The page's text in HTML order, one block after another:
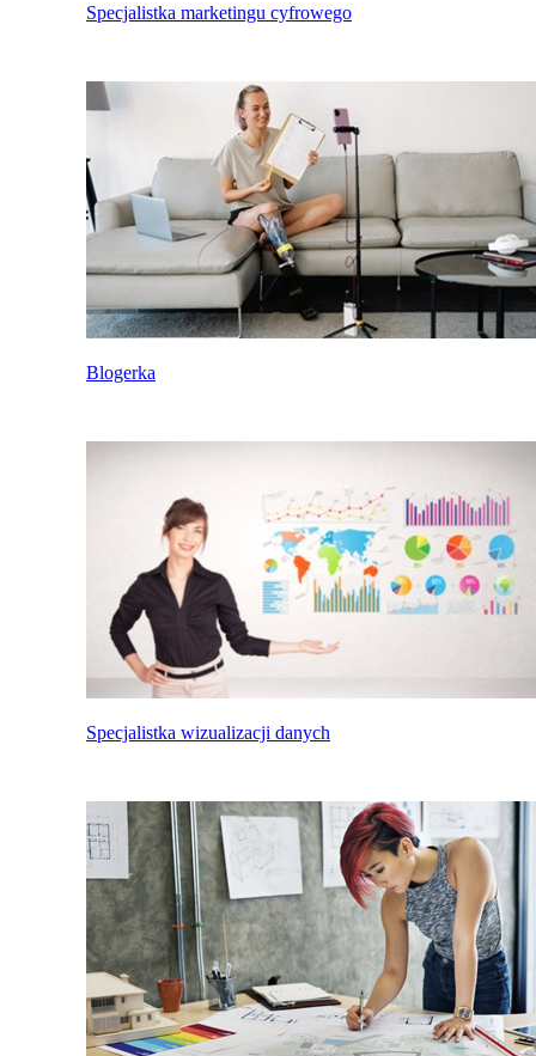
Specjalistka marketingu cyfrowego
Blogerka
Specjalistka wizualizacji danych